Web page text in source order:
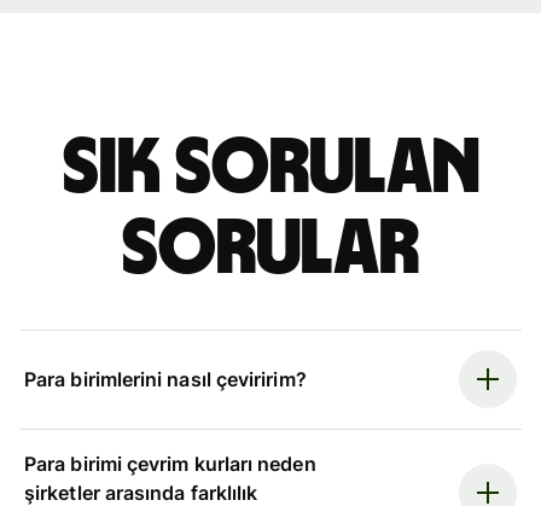
Sık sorulan
sorular
Para birimlerini nasıl çeviririm?
Para birimi çevrim kurları neden
şirketler arasında farklılık